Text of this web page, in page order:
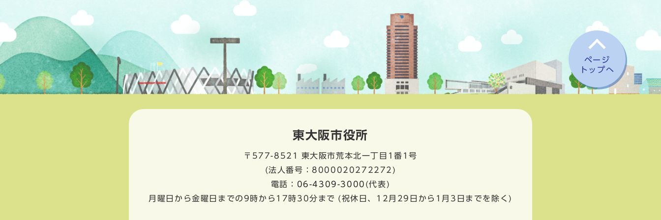
ページ
トップへ
東大阪市役所
〒577-8521
東大阪市荒本北一丁目1番1号
(法人番号：8000020272272)
電話： 06-4309-3000 (代表)
月曜日から金曜日までの9時から17時30分まで (祝休日、12月29日から1月3日までを除く)